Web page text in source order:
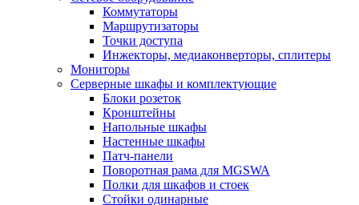
Коммутаторы
Маршрутизаторы
Точки доступа
Инжекторы, медиаконверторы, сплитеры
Мониторы
Серверные шкафы и комплектующие
Блоки розеток
Кронштейны
Напольные шкафы
Настенные шкафы
Патч-панели
Поворотная рама для MGSWA
Полки для шкафов и стоек
Стойки одинарные